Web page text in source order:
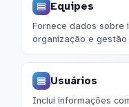
Equipes
Fornece dados sobre
organização e gestão
Usuários
Inclui informações